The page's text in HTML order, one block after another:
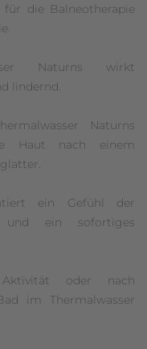
für die Balneotherapie
Naturns wirkt
lindernd.
Naturns
Haut nach einem
ein Gefühl der
und ein sofortiges
oder nach
im Thermalwasser